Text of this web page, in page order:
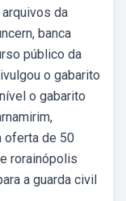
da
banca
público da
o gabarito
o gabarito
oferta de 50
rorainópolis
a guarda civil